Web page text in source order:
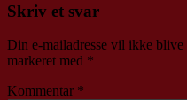
Skriv et svar
Din e-mailadresse vil ikke blive
markeret med *
Kommentar *